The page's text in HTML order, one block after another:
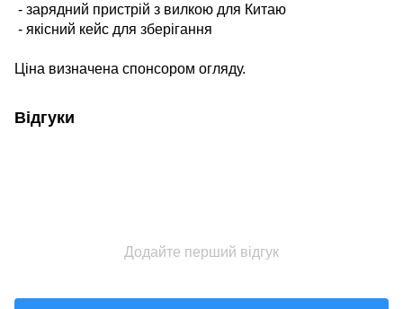
- зарядний пристрій з вилкою для Китаю
- якісний кейс для зберігання
Ціна визначена спонсором огляду.
Відгуки
Додайте перший відгук